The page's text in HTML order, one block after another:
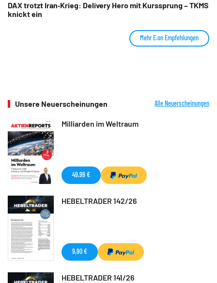
DAX trotzt Iran‑Krieg: Delivery Hero mit Kurssprung – TKMS
knickt ein
Mehr E.on Empfehlungen
Unsere Neuerscheinungen Alle Neuerscheinungen
Milliarden im Weltraum
49,99 €
HEBELTRADER 142/26
9,90 €
HEBELTRADER 141/26